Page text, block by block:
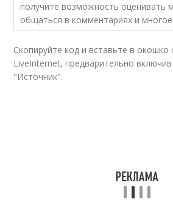
получите возможность оценивать
общаться в комментариях и
Скопируйте код и вставьте в окошко
LiveInternet, предварительно
"Источник".